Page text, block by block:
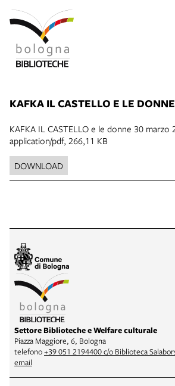
KAFKA IL CASTELLO E LE
KAFKA IL CASTELLO e le donne 30 marzo
application/pdf, 266,11 KB
DOWNLOAD
Settore Biblioteche e Welfare culturale
Piazza Maggiore, 6, Bologna
telefono+39 051 2194400 c/o Biblioteca
email